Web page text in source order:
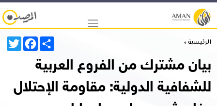
الرئيسية » FacebookShare
بيان مشترك من الفروع العربية
للشفافية الدولية: مقاومة الإحتلال